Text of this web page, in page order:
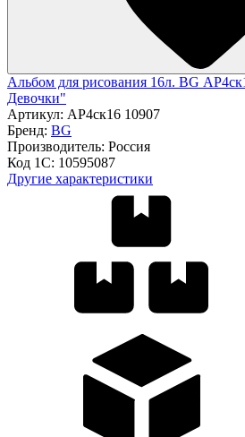
Альбом для рисования 16л. BG
Девочки"
Артикул: АР4ск16 10907
Бренд: BG
Производитель: Россия
Код 1С: 10595087
Другие характеристики